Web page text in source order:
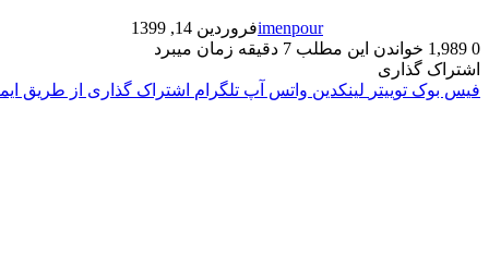
imenpourفروردین 14, 1399
0
خواندن این مطلب 7 دقیقه زمان میبرد
اشتراک گذاری
فیس بوک توییتر لینکدین واتس آپ تلگرام اشتراک گذاری از طریق